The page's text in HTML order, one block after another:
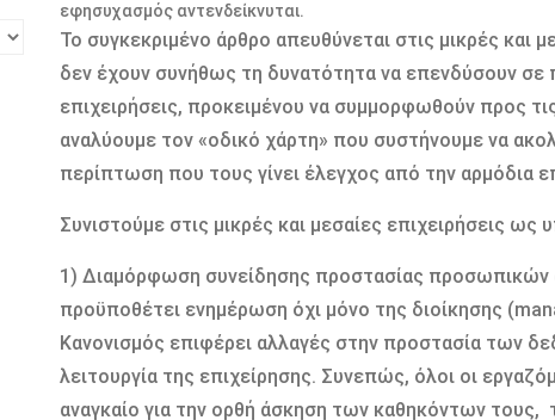
εφησυχασμός αντενδείκνυται.
Το συγκεκριμένο άρθρο απευθύνεται στις μικρές και
δεν έχουν συνήθως τη δυνατότητα να επενδύσουν
επιχειρήσεις, προκειμένου να συμμορφωθούν προς
αναλύουμε τον «οδικό χάρτη» που συστήνουμε να
περίπτωση που τους γίνει έλεγχος από την αρμόδια
Συνιστούμε στις μικρές και μεσαίες επιχειρήσεις
1) Διαμόρφωση συνείδησης προστασίας προσωπικών
προϋποθέτει ενημέρωση όχι μόνο της διοίκησης
Κανονισμός επιφέρει αλλαγές στην προστασία των
λειτουργία της επιχείρησης. Συνεπώς, όλοι οι
αναγκαίο για την ορθή άσκηση των καθηκόντων τους,